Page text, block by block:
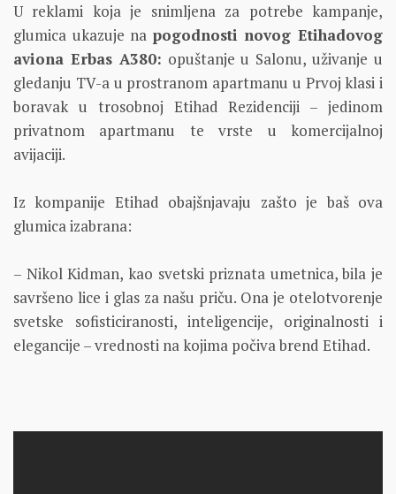
U reklami koja je snimljena za potrebe kampanje,
glumica ukazuje na pogodnosti novog Etihadovog
aviona Erbas A380: opuštanje u Salonu, uživanje u
gledanju TV-a u prostranom apartmanu u Prvoj klasi i
boravak u trosobnoj Etihad Rezidenciji – jedinom
privatnom apartmanu te vrste u komercijalnoj
avijaciji.
Iz kompanije Etihad obajšnjavaju zašto je baš ova
glumica izabrana:
– Nikol Kidman, kao svetski priznata umetnica, bila je
savršeno lice i glas za našu priču. Ona je otelotvorenje
svetske sofisticiranosti, inteligencije, originalnosti i
elegancije – vrednosti na kojima počiva brend Etihad.